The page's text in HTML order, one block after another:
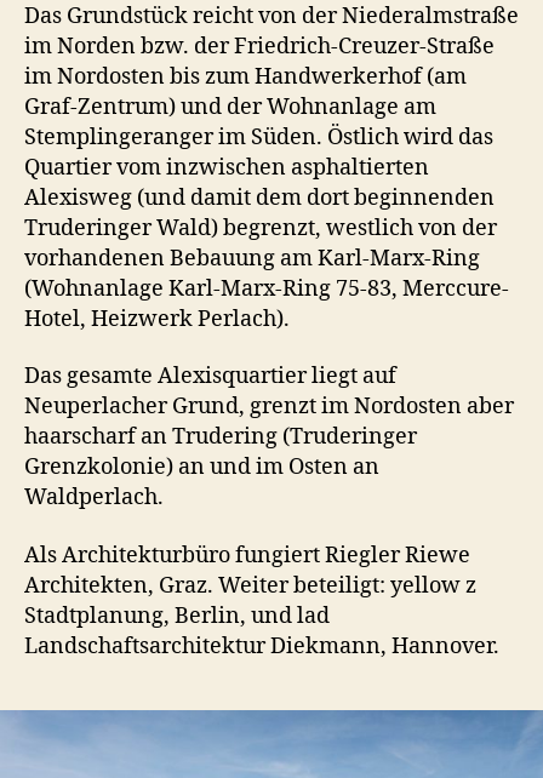
Das Grundstück reicht von der Niederalmstraße
im Norden bzw. der Friedrich-Creuzer-Straße
im Nordosten bis zum Handwerkerhof (am
Graf-Zentrum) und der Wohnanlage am
Stemplingeranger im Süden. Östlich wird das
Quartier vom inzwischen asphaltierten
Alexisweg (und damit dem dort beginnenden
Truderinger Wald) begrenzt, westlich von der
vorhandenen Bebauung am Karl-Marx-Ring
(Wohnanlage Karl-Marx-Ring 75-83, Merccure-
Hotel, Heizwerk Perlach).
Das gesamte Alexisquartier liegt auf
Neuperlacher Grund, grenzt im Nordosten aber
haarscharf an Trudering (Truderinger
Grenzkolonie) an und im Osten an
Waldperlach.
Als Architekturbüro fungiert Riegler Riewe
Architekten, Graz. Weiter beteiligt: yellow z
Stadtplanung, Berlin, und lad
Landschaftsarchitektur Diekmann, Hannover.